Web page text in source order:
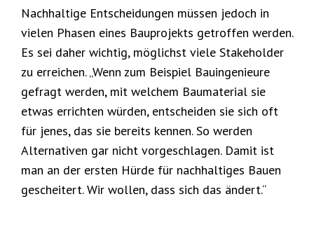
Nachhaltige Entscheidungen müssen jedoch in
vielen Phasen eines Bauprojekts getroffen werden.
Es sei daher wichtig, möglichst viele Stakeholder
zu erreichen. „Wenn zum Beispiel Bauingenieure
gefragt werden, mit welchem Baumaterial sie
etwas errichten würden, entscheiden sie sich oft
für jenes, das sie bereits kennen. So werden
Alternativen gar nicht vorgeschlagen. Damit ist
man an der ersten Hürde für nachhaltiges Bauen
gescheitert. Wir wollen, dass sich das ändert.“